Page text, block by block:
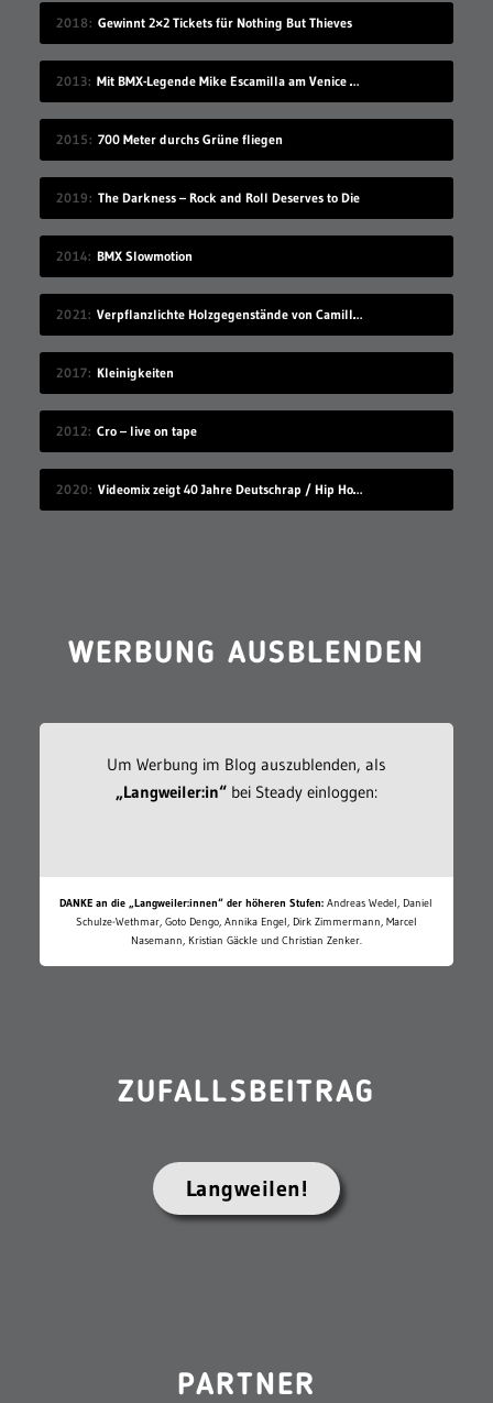
2018 Gewinnt 2×2 Tickets für Nothing But Thieves
2013 Mit BMX-Legende Mike Escamilla am Venice Beach
2015 700 Meter durchs Grüne fliegen
2019 The Darkness – Rock and Roll Deserves to Die
2014 BMX Slowmotion
2021 Verpflanzlichte Holzgegenstände von Camille Kachani
2017 Kleinigkeiten
2012 Cro – live on tape
2020 Videomix zeigt 40 Jahre Deutschrap / Hip Hop in 7:30 Minuten
WERBUNG AUSBLENDEN
Um Werbung im Blog auszublenden, als
„Langweiler:in“bei Steady einloggen:
DANKE an die „Langweiler:innen“ der höheren Stufen: Andreas Wedel, Daniel
Schulze-Wethmar, Goto Dengo, Annika Engel, Dirk Zimmermann, Marcel
Nasemann, Kristian Gäckle und Christian Zenker.
ZUFALLSBEITRAG
Langweilen!
PARTNER